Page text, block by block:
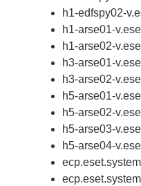
h1-edfspy02-
h1-arse01-
h1-arse02-
h3-arse01-
h3-arse02-
h5-arse01-
h5-arse02-
h5-arse03-
h5-arse04-